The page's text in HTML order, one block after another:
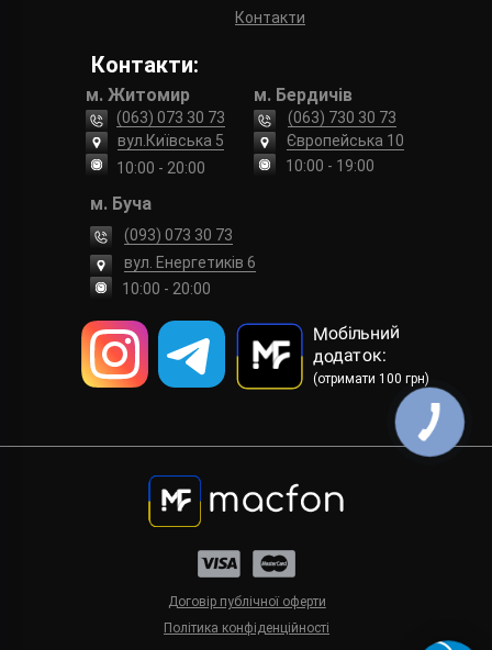
Контакти
Контакти:
м. Житомир
вул.Київська 5
10:00 - 20:00
(063) 073 30 73
м. Бердичів
Європейська 10
10:00 - 19:00
(063) 730 30 73
Мобільний
додаток:
(отримати 100 грн)
Політика конфіденційності
Договір публічної оферти
м. Буча
вул. Енергетиків 6
(093) 073 30 73
10:00 - 20:00